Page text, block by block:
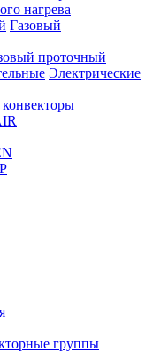
нагрева
Газовый
проточный
Электрические
группы